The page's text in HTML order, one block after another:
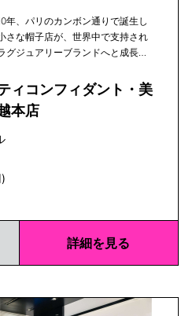
年、パリのカンボン通りで誕生し
さな帽子店が、世界中で支持され
グジュアリーブランドへと成長
ィコンフィダント・美
本店
詳細を見る